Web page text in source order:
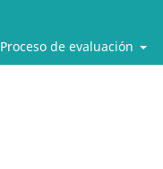
Proceso de evaluación